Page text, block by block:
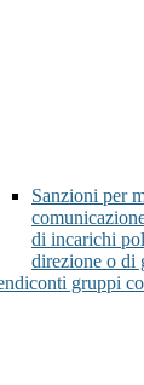
Sanzioni per
di incarichi
direzione o di
gruppi